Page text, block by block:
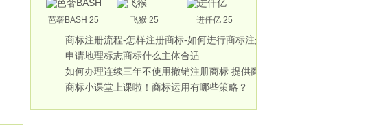
芭奢BASH 25 飞猴 25 进仟亿 25
商标注册流程-怎样注册商标-如何进行商标注册-
申请地理标志商标什么主体合适
如何办理连续三年不使用撤销注册商标 提供商标
商标小课堂上课啦！商标运用有哪些策略？